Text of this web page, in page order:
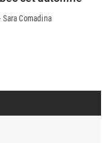
Sara Comadina